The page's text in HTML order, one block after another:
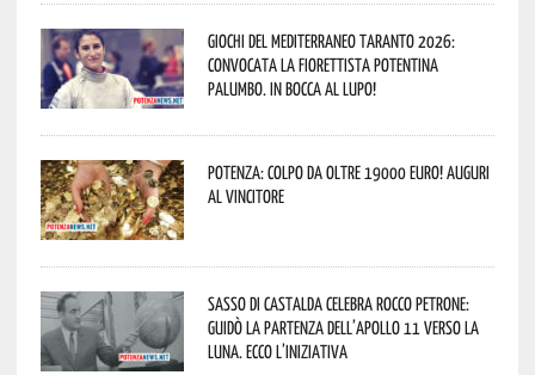
Giochi del Mediterraneo Taranto 2026:
convocata la fiorettista potentina
Palumbo. In bocca al lupo!
Potenza: colpo da oltre 19000 Euro! Auguri
al vincitore
Sasso di Castalda celebra Rocco Petrone:
guidò la partenza dell’Apollo 11 verso la
Luna. Ecco l’iniziativa